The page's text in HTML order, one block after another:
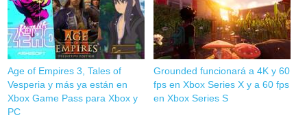
Age of Empires 3, Tales of
Vesperia y más ya están en
Xbox Game Pass para Xbox y
PC
Grounded funcionará a 4K y 60
fps en Xbox Series X y a 60 fps
en Xbox Series S